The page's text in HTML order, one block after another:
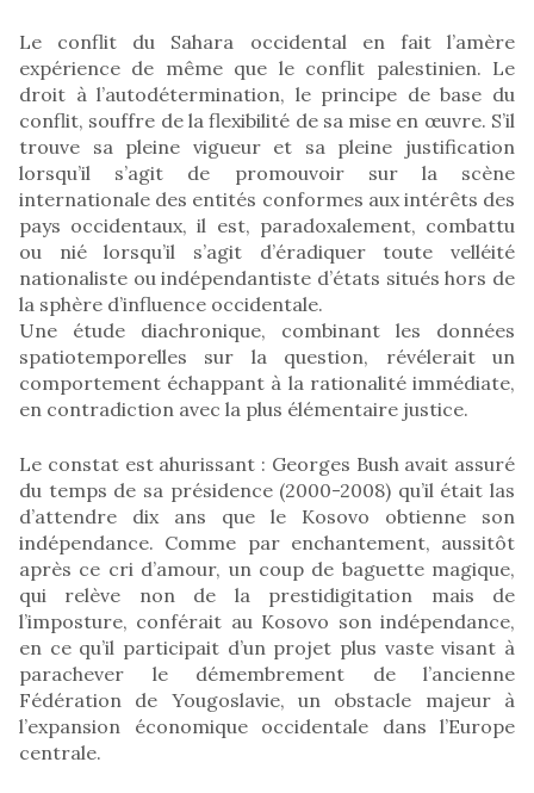
Le conflit du Sahara occidental en fait l’amère
expérience de même que le conflit palestinien. Le
droit à l’autodétermination, le principe de base du
conflit, souffre de la flexibilité de sa mise en œuvre. S’il
trouve sa pleine vigueur et sa pleine justification
lorsqu’il s’agit de promouvoir sur la scène
internationale des entités conformes aux intérêts des
pays occidentaux, il est, paradoxalement, combattu
ou nié lorsqu’il s’agit d’éradiquer toute velléité
nationaliste ou indépendantiste d’états situés hors de
la sphère d’influence occidentale.
Une étude diachronique, combinant les données
spatiotemporelles sur la question, révélerait un
comportement échappant à la rationalité immédiate,
en contradiction avec la plus élémentaire justice.
Le constat est ahurissant : Georges Bush avait assuré
du temps de sa présidence (2000-2008) qu’il était las
d’attendre dix ans que le Kosovo obtienne son
indépendance. Comme par enchantement, aussitôt
après ce cri d’amour, un coup de baguette magique,
qui relève non de la prestidigitation mais de
l’imposture, conférait au Kosovo son indépendance,
en ce qu’il participait d’un projet plus vaste visant à
parachever le démembrement de l’ancienne
Fédération de Yougoslavie, un obstacle majeur à
l’expansion économique occidentale dans l’Europe
centrale.